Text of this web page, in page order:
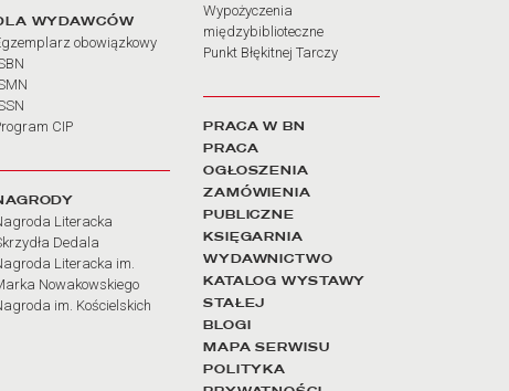
WYDAWCÓW
obowiązkowy
CIP
Literacka
Dedala
Literacka im.
Nowakowskiego
im. Kościelskich
Wypożyczenia
międzybiblioteczne
Punkt Błękitnej Tarczy
PRACA W BN
PRACA
OGŁOSZENIA
ZAMÓWIENIA
PUBLICZNE
KSIĘGARNIA
WYDAWNICTWO
KATALOG WYSTAWY
STAŁEJ
BLOGI
MAPA SERWISU
POLITYKA